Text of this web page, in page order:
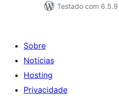
Testado com 6.5.9
Sobre
Notícias
Hosting
Privacidade